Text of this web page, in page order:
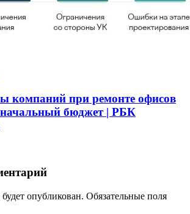
компаний при ремонте офисов
бюджет | РБК
опубликован. Обязательные поля